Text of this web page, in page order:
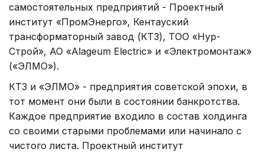
самостоятельных предприятий - Проектный
институт «ПромЭнерго», Кентауский
трансформаторный завод (КТЗ), ТОО «Нур-
Строй», АО «Alageum Electric» и «Электромонтаж»
(«ЭЛМО»).
КТЗ и «ЭЛМО» - предприятия советской эпохи, в
тот момент они были в состоянии банкротства.
Каждое предприятие входило в состав холдинга
со своими старыми проблемами или начинало с
чистого листа. Проектный институт